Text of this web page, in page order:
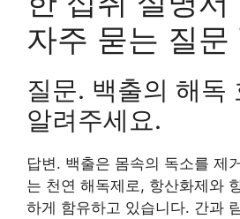
자주 묻는 질문
질문. 백출의 해독
알려주세요.
답변. 백출은 몸속의 독소를 제
는 천연 해독제로, 항산화제와
하게 함유하고 있습니다. 간과